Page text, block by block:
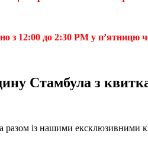
з 12:00 до 2:30 PM у п’ятницю
Стамбула з
разом із нашими ексклюзивними